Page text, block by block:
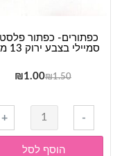
כפתורים- כפתור
סמיילי בצבע ירוק 13 מ"מ
₪1.50
המחיר
היה:
₪1.50.
₪1.00
-
כמות
של
כפתורים-
+
הוסף לסל